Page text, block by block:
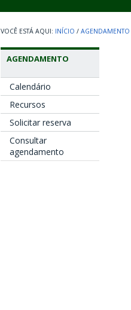
INÍCIO / AGENDAMENTO
AGENDAMENTO
Calendário
Recursos
Solicitar reserva
Consultar
agendamento